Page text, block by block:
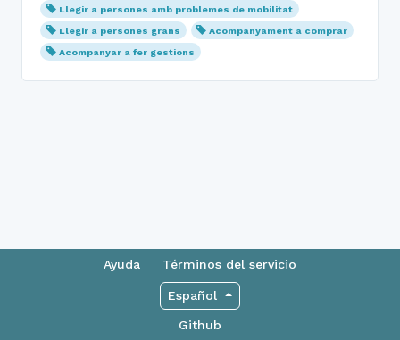
Llegir a persones amb problemes de mobilitat
Llegir a persones grans
Acompanyament a comprar
Acompanyar a fer gestions
Ayuda Términos del servicio
Español
Github